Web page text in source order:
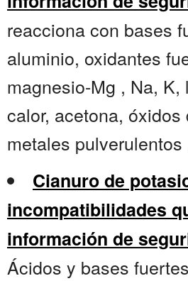
reacciona con bases
aluminio, oxidantes
magnesio-Mg , Na, K,
calor, acetona, óxidos
metales pulverulentos
Cianuro de
incompatibilidades
información de
Ácidos y bases